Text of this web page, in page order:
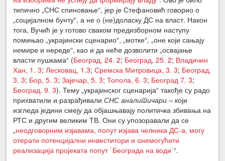
типично „СНС спиновање“, јер је Стефановић говорио о
„социјалном бунту“, а не о (не)доласку ДС на власт. Након
тога, Вучић је у готово сваком предизборном наступу
помињао „украјински сценарио“, „мотке“, „оне који сањају
немире и нереде“, као и да неће дозволити „освајање
власти пушкама“ (Београд, 24. 2; Београд, 25. 2; Владичин
Хан, 1. 3;Лесковац, 1.3;Сремска Митровица, 3. 3; Београд,
3. 3; Бор, 5. 3;Зајечар, 5. 3;Топола, 6. 3; Београд 7. 3;
Београд, 9. 3). Тему „украјинског сценарија“ такође су радо
прихватили и разрађивалиСНС аналитичари – који
изгледа једини смеју да објашњавају политичка збивања на
РТС и другим великим ТВ. Они су упозоравали да се
„неодговорним изјавама, попут изјава челника ДС-а, могу
отерати потенцијални инвеститори и онемогућити
реализација пројеката попут `Београда на води`“.